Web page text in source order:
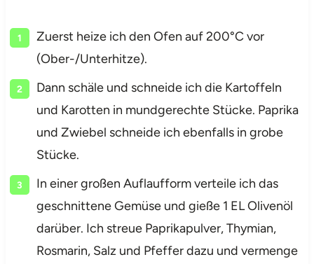
Zuerst heize ich den Ofen auf 200°C vor
(Ober-/Unterhitze).
Dann schäle und schneide ich die Kartoffeln
und Karotten in mundgerechte Stücke. Paprika
und Zwiebel schneide ich ebenfalls in grobe
Stücke.
In einer großen Auflaufform verteile ich das
geschnittene Gemüse und gieße 1 EL Olivenöl
darüber. Ich streue Paprikapulver, Thymian,
Rosmarin, Salz und Pfeffer dazu und vermenge